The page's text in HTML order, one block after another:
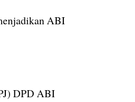
ABI
DPD ABI